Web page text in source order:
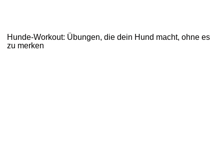
Hunde-Workout: Übungen, die dein Hund macht, ohne es
zu merken